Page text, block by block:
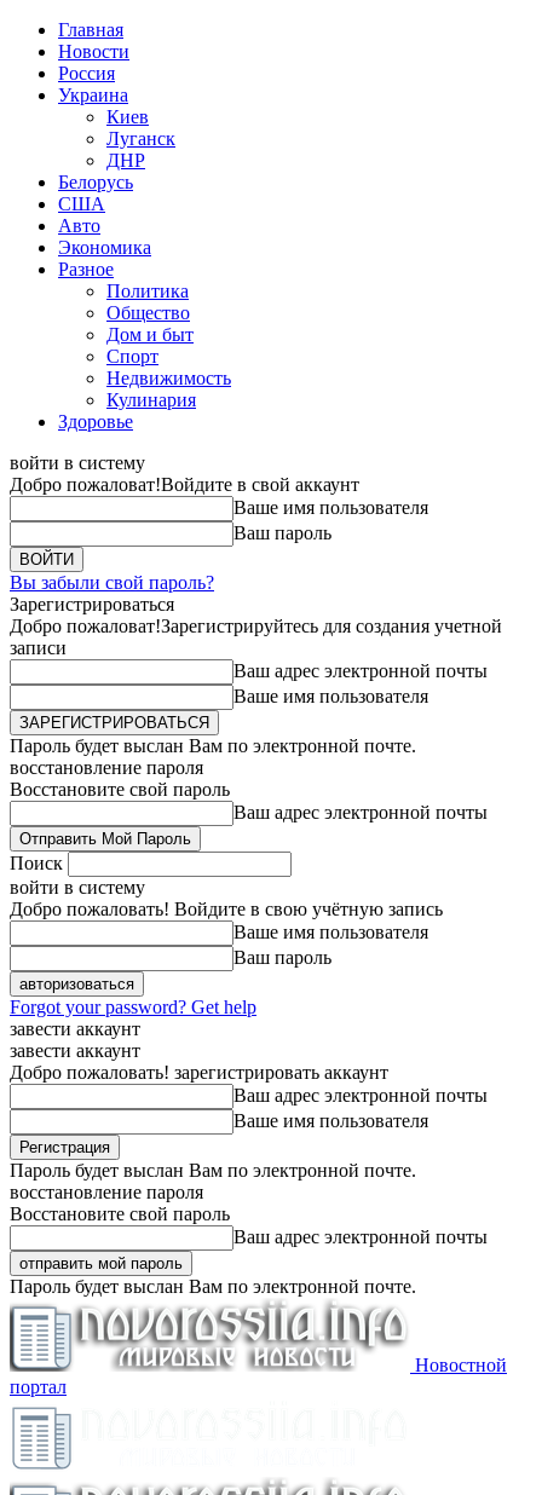
Главная
Новости
Россия
Украина
Киев
Луганск
ДНР
Белорусь
США
Авто
Экономика
Разное
Политика
Общество
Дом и быт
Спорт
Недвижимость
Кулинария
Здоровье
войти в систему
Добро пожаловат!Войдите в свой аккаунт
Ваше имя пользователя
Ваш пароль
Вы забыли свой пароль?
Зарегистрироваться
Добро пожаловат!Зарегистрируйтесь для создания учетной
записи
Ваш адрес электронной почты
Ваше имя пользователя
Пароль будет выслан Вам по электронной почте.
восстановление пароля
Восстановите свой пароль
Ваш адрес электронной почты
Поиск
войти в систему
Добро пожаловать! Войдите в свою учётную запись
Ваше имя пользователя
Ваш пароль
Forgot your password? Get help
завести аккаунт
завести аккаунт
Добро пожаловать! зарегистрировать аккаунт
Ваш адрес электронной почты
Ваше имя пользователя
Пароль будет выслан Вам по электронной почте.
восстановление пароля
Восстановите свой пароль
Ваш адрес электронной почты
Пароль будет выслан Вам по электронной почте.
Новостной
портал